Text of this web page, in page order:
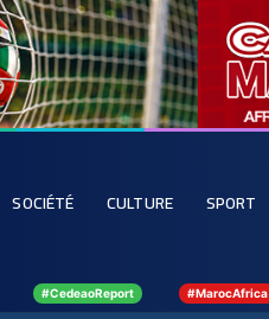
SOCIÉTÉ CULTURE SPORT
#CedeaoReport #MarocAfrica